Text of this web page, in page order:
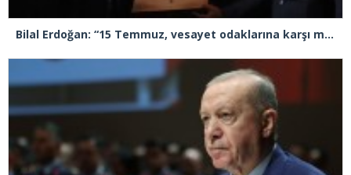
Bilal Erdoğan: “15 Temmuz, vesayet odaklarına karşı millet iradesinin açık ve net beyanıdır”